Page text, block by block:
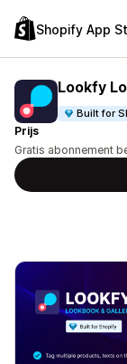
Shopify App
Lookfy
Built for
Prijs
Gratis abonnement